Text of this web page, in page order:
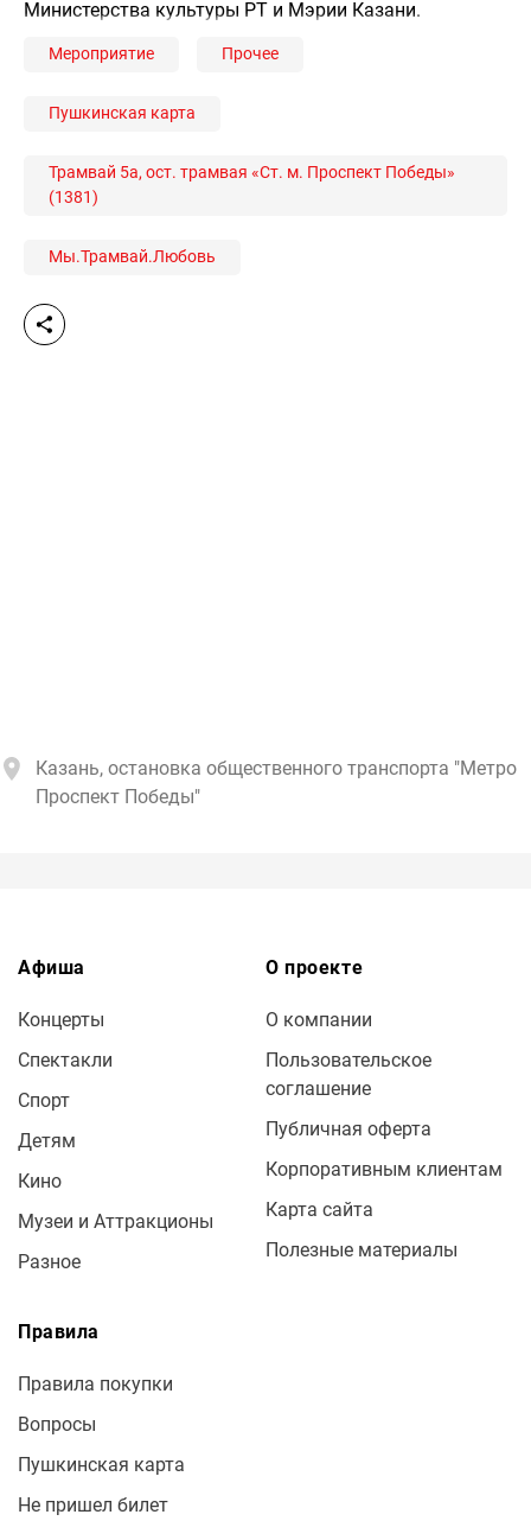
Министерства культуры РТ и Мэрии Казани.
Мероприятие Прочее
Пушкинская карта
Трамвай 5а, ост. трамвая «Ст. м. Проспект Победы»
(1381)
Мы.Трамвай.Любовь
Казань, остановка общественного транспорта "Метро
Проспект Победы"
Афиша
Концерты
Спектакли
Спорт
Детям
Кино
Музеи и Аттракционы
Разное
О проекте
О компании
Пользовательское
соглашение
Публичная оферта
Корпоративным клиентам
Карта сайта
Полезные материалы
Правила
Правила покупки
Вопросы
Пушкинская карта
Не пришел билет